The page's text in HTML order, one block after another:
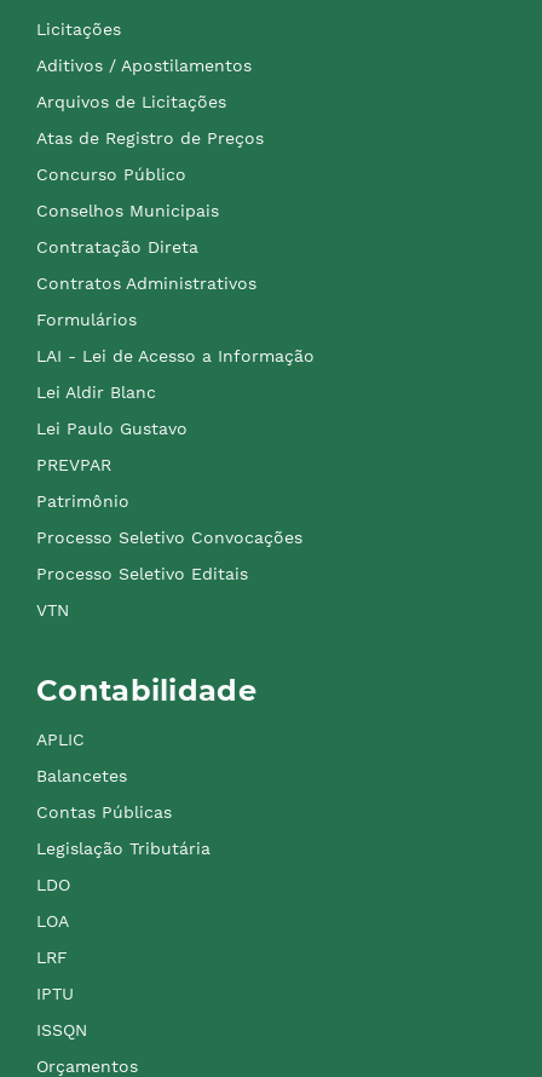
Licitações
Aditivos / Apostilamentos
Arquivos de Licitações
Atas de Registro de Preços
Concurso Público
Conselhos Municipais
Contratação Direta
Contratos Administrativos
Formulários
LAI - Lei de Acesso a Informação
Lei Aldir Blanc
Lei Paulo Gustavo
PREVPAR
Patrimônio
Processo Seletivo Convocações
Processo Seletivo Editais
VTN
Contabilidade
APLIC
Balancetes
Contas Públicas
Legislação Tributária
LDO
LOA
LRF
IPTU
ISSQN
Orçamentos